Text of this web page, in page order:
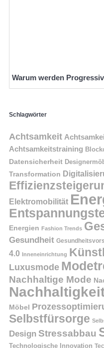
Warum werden
Schlagwörter
Achtsamkeit
Achtsamkeitstraining
Datensicherheit
Transformation
Elektromobilität
Energien Fashion Trends
Gesundheit
4.0 Inneneinrichtung
Luxusmode
Nachhaltige Mode
Möbel
Selbstfürsorge
Design Stressabbau
Technologische Innovation